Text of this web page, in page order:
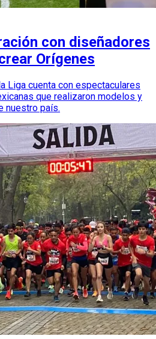
con diseñadores
Orígenes
Liga cuenta con espectaculares
que realizaron modelos y
nuestro país.